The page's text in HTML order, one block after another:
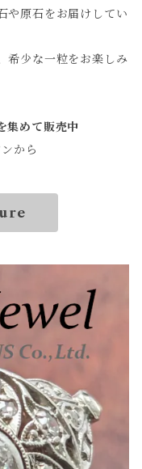
や原石をお届けしてい
希少な一粒をお楽しみ
集めて販売中
から